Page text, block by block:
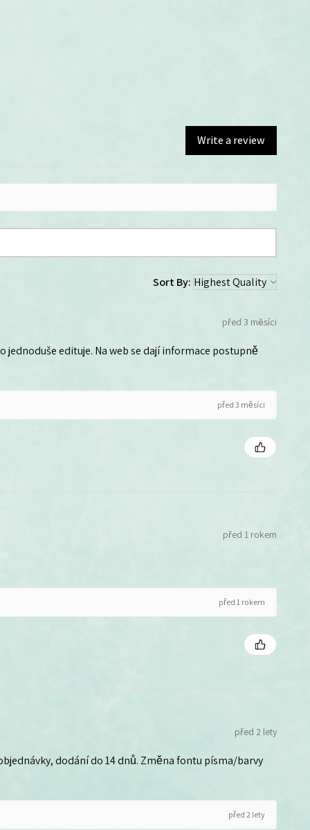
Write a review
Sort By:
před 3 měsíci
jednoduše edituje. Na web se dají informace postupně
před 3 měsíci
před 1 rokem
před 1 rokem
před 2 lety
dodání do 14 dnů. Změna fontu písma/barvy
před 2 lety